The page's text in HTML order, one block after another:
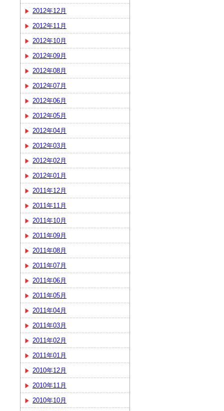
2012年12月
2012年11月
2012年10月
2012年09月
2012年08月
2012年07月
2012年06月
2012年05月
2012年04月
2012年03月
2012年02月
2012年01月
2011年12月
2011年11月
2011年10月
2011年09月
2011年08月
2011年07月
2011年06月
2011年05月
2011年04月
2011年03月
2011年02月
2011年01月
2010年12月
2010年11月
2010年10月